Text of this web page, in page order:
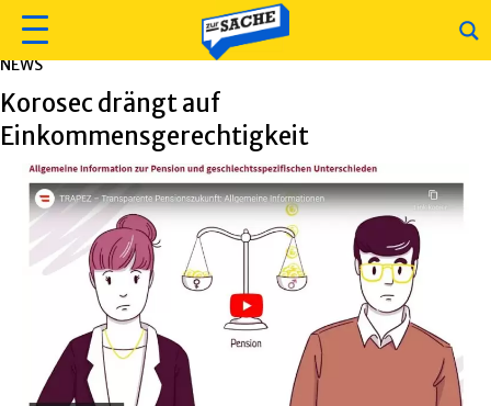
NEWS
Korosec drängt auf
Einkommensgerechtigkeit